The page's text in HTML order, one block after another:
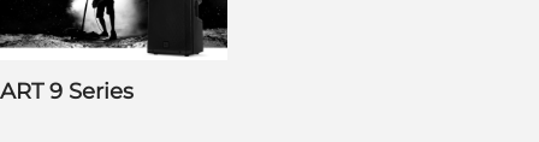
ART 9 Series